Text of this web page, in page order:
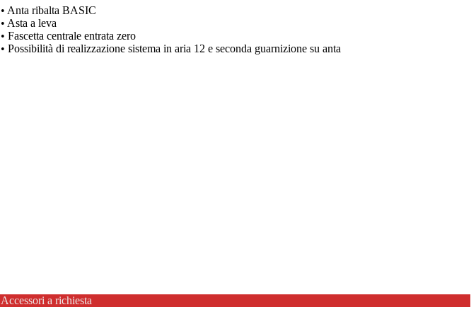
• Anta ribalta BASIC
• Asta a leva
• Fascetta centrale entrata zero
• Possibilità di realizzazione sistema in aria 12 e seconda guarnizione su anta
Accessori a richiesta